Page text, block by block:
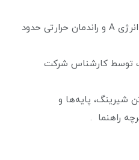
راندمان و مصرف انرژی: گرید انرژی A و راندمان حرارتی حدود
نصب توسط کارشناس شرکت
شیرینگ، پایه‌ها و
راهنما .